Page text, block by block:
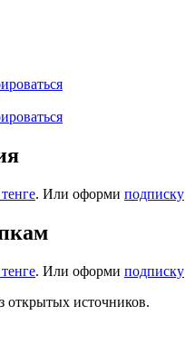
. Или оформи подписку
. Или оформи подписку
открытых источников.